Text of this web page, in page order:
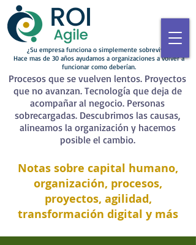
¿Su empresa funciona o simplemente sobrevive?
Hace mas de 30 años ayudamos a organizaciones a volver a
funcionar como deberían.
Procesos que se vuelven lentos. Proyectos
que no avanzan. Tecnología que deja de
acompañar al negocio. Personas
sobrecargadas. Descubrimos las causas,
alineamos la organización y hacemos
posible el cambio.
Notas sobre capital humano,
organización, procesos,
proyectos, agilidad,
transformación digital y más